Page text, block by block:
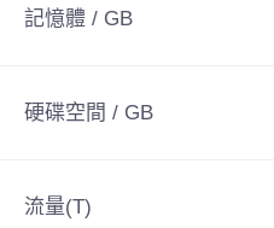
記憶體 / GB
硬碟空間 / GB
流量(T)